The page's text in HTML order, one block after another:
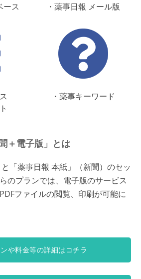
ース ・薬事日報 メール版
・薬事キーワード
＋電子版」とは
と「薬事日報 本紙」（新聞）のセッ
のプランでは、電子版のサービス
ファイルの閲覧、印刷が可能に
や料金等の詳細はコチラ